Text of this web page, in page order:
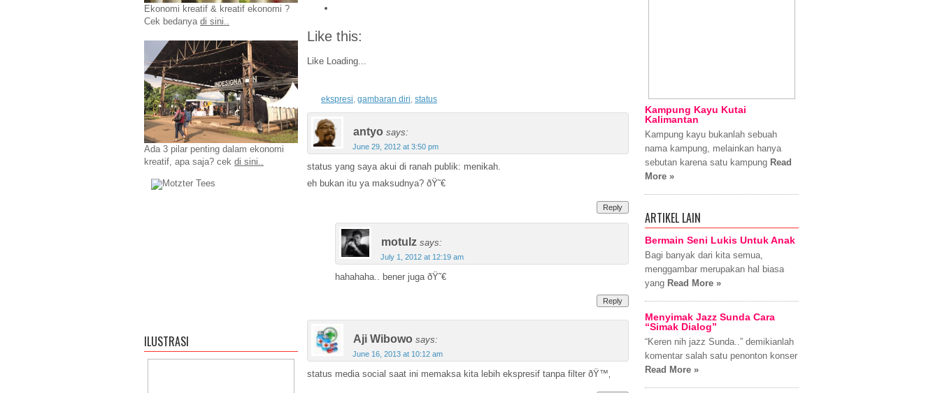
Like this:
Like Loading...
ekspresi, gambaran diri, status
antyo says:
June 29, 2012 at 3:50 pm
status yang saya akui di ranah publik: menikah.
eh bukan itu ya maksudnya? ðŸ˜€
Reply
motulz says:
July 1, 2012 at 12:19 am
hahahaha.. bener juga ðŸ˜€
Reply
Aji Wibowo says:
June 16, 2013 at 10:12 am
status media social saat ini memaksa kita lebih ekspresif tanpa filter ðŸ™‚
Ekonomi kreatif & kreatif ekonomi ?
Cek bedanya di sini..
Ada 3 pilar penting dalam ekonomi
kreatif, apa saja? cek di sini..
ILUSTRASI
Kampung Kayu Kutai
Kalimantan
Kampung kayu bukanlah sebuah
nama kampung, melainkan hanya
sebutan karena satu kampung Read
More »
ARTIKEL LAIN
Bermain Seni Lukis Untuk Anak
Bagi banyak dari kita semua,
menggambar merupakan hal biasa
yang Read More »
Menyimak Jazz Sunda Cara
“Simak Dialog”
“Keren nih jazz Sunda..” demikianlah
komentar salah satu penonton konser
Read More »